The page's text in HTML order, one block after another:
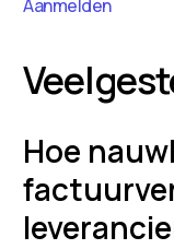
Aanmelden
Hoe